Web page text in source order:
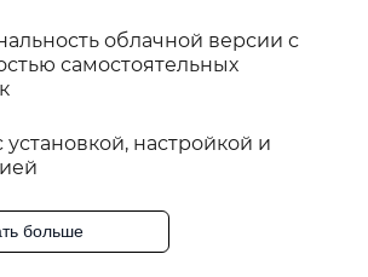
облачной версии с
самостоятельных
настройкой и
больше